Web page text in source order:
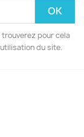
pour cela
du site.